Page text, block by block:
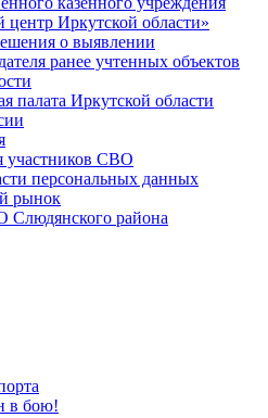
центр Иркутской области»
о выявлении
ранее учтенных объектов
палата Иркутской области
участников СВО
персональных данных
рынок
района
в бою!